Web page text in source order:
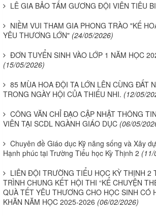
LÊ GIA BẢO TẤM GƯƠNG ĐỘI VIÊN TIÊU
NIỀM VUI THAM GIA PHONG TRÀO "KẾ
YÊU THƯƠNG LỚN" (24/05/2026)
ĐƠN TUYỂN SINH VÀO LỚP 1 NĂM HỌC
(15/05/2026)
85 MÙA HOA ĐỘI TA LỚN LÊN CÙNG ĐẤT
TRONG NGÀY HỘI CỦA THIẾU NHI. (12/05/
CÔNG VĂN CHỈ ĐẠO CẬP NHẬT THÔNG
VIÊN TẠI SCDL NGÀNH GIÁO DỤC (06/05/
Chuyên đề Giáo dục Kỹ năng sống và Xây
Hạnh phúc tại Trường Tiểu học Kỳ Thịnh 2 (11/
LIÊN ĐỘI TRƯỜNG TIỂU HỌC KỲ THỊNH 2
TRÌNH CHUNG KẾT HỘI THI “KỂ CHUYỆN
QUÀ TẾT YÊU THƯƠNG CHO HỌC SINH CÓ
KHĂN NĂM HỌC 2025-2026 (06/02/2026)